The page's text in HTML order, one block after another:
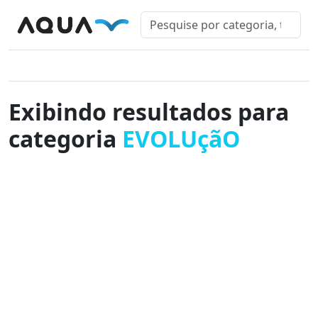
Exibindo resultados para
categoria EVOLUçãO